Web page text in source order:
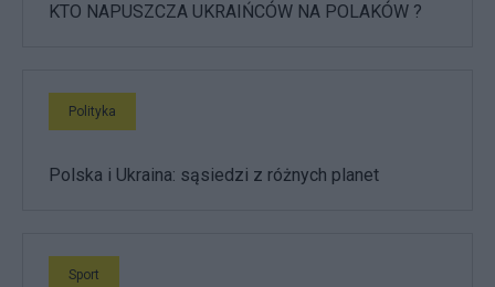
KTO NAPUSZCZA UKRAIŃCÓW NA POLAKÓW ?
Polityka
Polska i Ukraina: sąsiedzi z różnych planet
Sport